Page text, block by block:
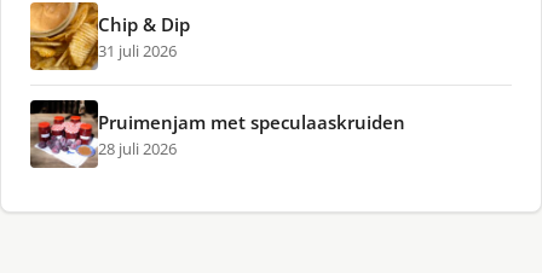
Chip & Dip
31 juli 2026
Pruimenjam met speculaaskruiden
28 juli 2026